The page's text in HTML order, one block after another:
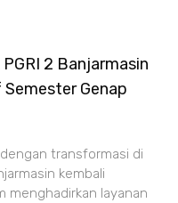
2 Banjarmasin
Genap
transformasi di
kembali
menghadirkan layanan